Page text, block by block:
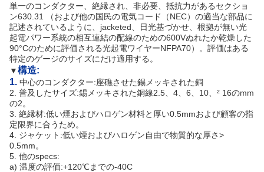
単一のコンダクター、絶縁され、非必要、抵抗力があるセクショ
ン630.31 （および他の国民の電気コード（NEC）の適当な部品に
記述されているように、jacketed、日光基づかせ、根拠が無い光
起電パワー系統の相互連結の配線のための600Vぬれたか乾燥した
90°Cのために評価される光起電ワイヤーNFPA70）。評価はある
特定のゲージのサイズにだけ適用する。
▼構造:
1. 中心のコンダクター:座礁させた錫メッキされた銅
2. 普及したサイズ:錫メッキされた銅線2.5、4、6、10、² 16のmm
の2。
3. 絶縁材:低い煙およびハロゲン材料と厚い0.5mmおよび顧客の指
定限界に合うため。
4. ジャケット:低い煙およびハロゲン自由で物質的な厚さ>
0.5mm。
5. 他のspecs:
a) 温度の評価:+120℃までの-40C